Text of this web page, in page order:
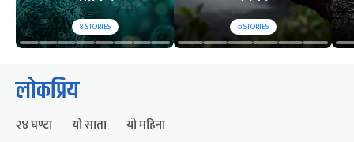
8STORIES 6STORIES
लोकप्रिय
२४ घण्टा यो साता यो महिना